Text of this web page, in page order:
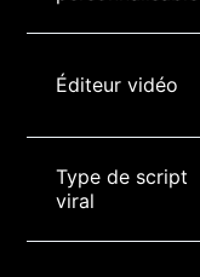
Éditeur vidéo
Type de script
viral